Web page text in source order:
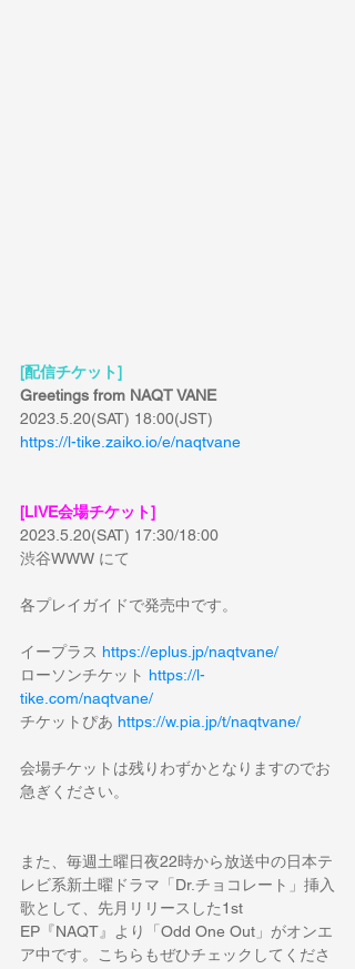
[配信チケット]
Greetings from NAQT VANE
2023.5.20(SAT) 18:00(JST)
https://l-tike.zaiko.io/e/naqtvane
[LIVE会場チケット]
2023.5.20(SAT) 17:30/18:00
渋谷WWW にて
各プレイガイドで発売中です。
イープラス https://eplus.jp/naqtvane/
ローソンチケット https://l-
tike.com/naqtvane/
チケットぴあ https://w.pia.jp/t/naqtvane/
会場チケットは残りわずかとなりますのでお
急ぎください。
また、毎週土曜日夜22時から放送中の日本テ
レビ系新土曜ドラマ「Dr.チョコレート」挿入
歌として、先月リリースした1st
EP『NAQT』より「Odd One Out」がオンエ
ア中です。こちらもぜひチェックしてくださ